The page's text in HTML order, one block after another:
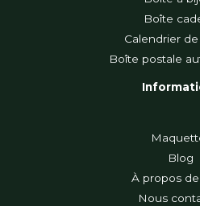
Boîte
Calendrier
Boîte postale
Blog
À propos
Nous